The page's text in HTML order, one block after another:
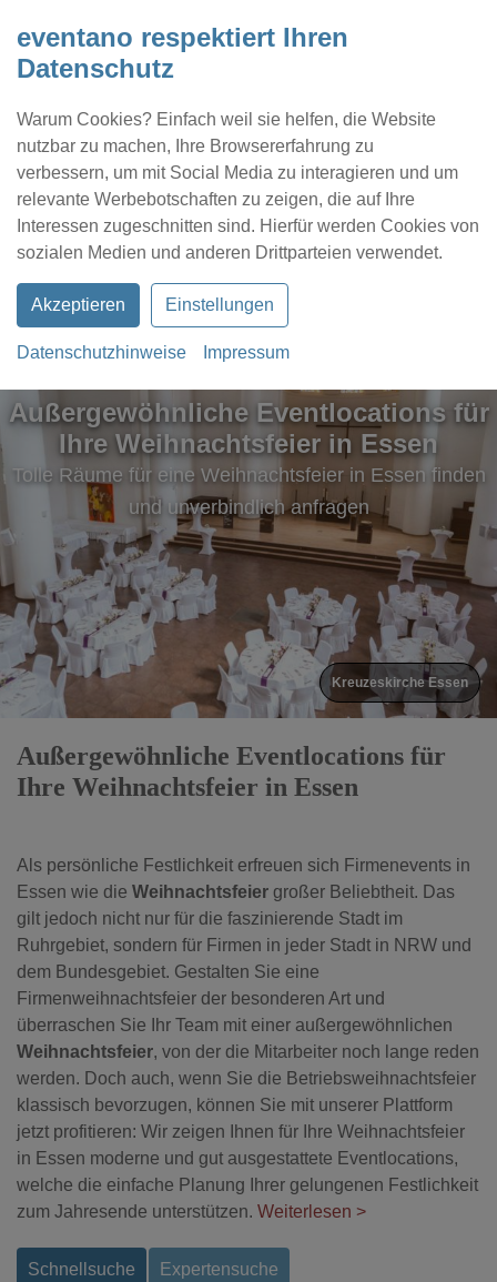
eventano respektiert Ihren
Datenschutz
Warum Cookies? Einfach weil sie helfen, die Website
nutzbar zu machen, Ihre Browsererfahrung zu
verbessern, um mit Social Media zu interagieren und um
relevante Werbebotschaften zu zeigen, die auf Ihre
Interessen zugeschnitten sind. Hierfür werden Cookies von
sozialen Medien und anderen Drittparteien verwendet.
Akzeptieren Einstellungen
Datenschutzhinweise Impressum
Kontakt Location eintragen Profil
Außergewöhnliche Eventlocations für
Ihre Weihnachtsfeier in Essen
Tolle Räume für eine Weihnachtsfeier in Essen finden
und unverbindlich anfragen
Delta Essen
Außergewöhnliche Eventlocations für
Ihre Weihnachtsfeier in Essen
Als persönliche Festlichkeit erfreuen sich Firmenevents in
Essen wie die Weihnachtsfeier großer Beliebtheit. Das
gilt jedoch nicht nur für die faszinierende Stadt im
Ruhrgebiet, sondern für Firmen in jeder Stadt in NRW und
dem Bundesgebiet. Gestalten Sie eine
Firmenweihnachtsfeier der besonderen Art und
überraschen Sie Ihr Team mit einer außergewöhnlichen
Weihnachtsfeier, von der die Mitarbeiter noch lange reden
werden. Doch auch, wenn Sie die Betriebsweihnachtsfeier
klassisch bevorzugen, können Sie mit unserer Plattform
jetzt profitieren: Wir zeigen Ihnen für Ihre Weihnachtsfeier
in Essen moderne und gut ausgestattete Eventlocations,
welche die einfache Planung Ihrer gelungenen Festlichkeit
zum Jahresende unterstützen. Weiterlesen >
Schnellsuche Expertensuche